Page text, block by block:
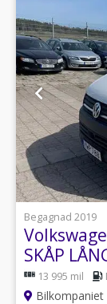
Begagnad 2019
SKÅP
GARANTI
13 995 mil
Bilkompaniet